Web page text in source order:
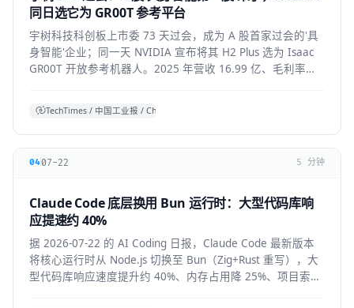
同日选它为 GR00T 参考平台
宇树科技科创板上市委 73 天过会，成为 A 股首家过会的'具
身智能'企业；同一天 NVIDIA 宣布将其 H2 Plus 选为 Isaac
GR00T 开放参考机器人。2025 年营收 16.99 亿、毛利率
TechTimes / 中国工业报 / China Daily 综合
0407-22 5 分钟
Claude Code 底层换用 Bun 运行时：大型代码库响
应提速约 40%
据 2026-07-22 的 AI Coding 日报，Claude Code 最新版本
将核心运行时从 Node.js 切换至 Bun（Zig+Rust 重写），大
型代码库响应速度提升约 40%、内存占用降 25%、项目索引